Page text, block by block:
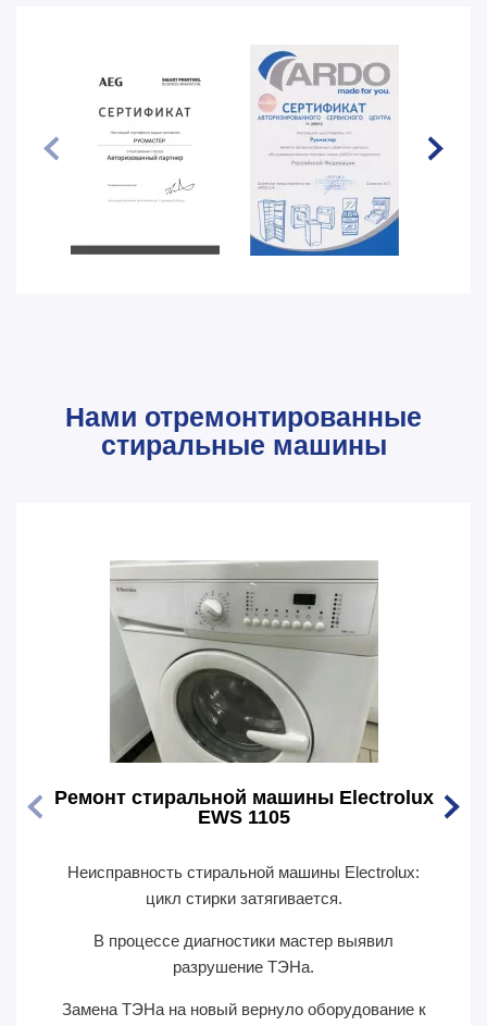
Нами отремонтированные
стиральные машины
Ремонт стиральной машины Electrolux
EWS 1105
Неисправность стиральной машины Electrolux:
цикл стирки затягивается.
В процессе диагностики мастер выявил
разрушение ТЭНа.
Замена ТЭНа на новый вернуло оборудование к